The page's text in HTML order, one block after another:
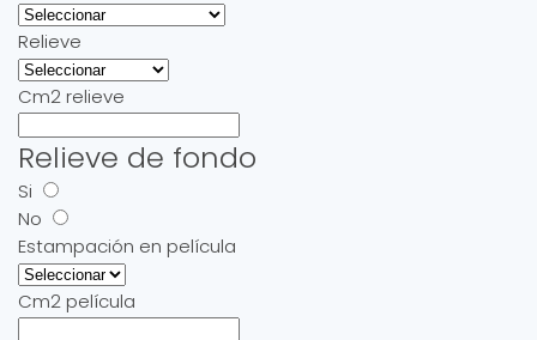
Relieve
Cm2 relieve
Relieve de fondo
Si
No
Estampación en película
Cm2 película